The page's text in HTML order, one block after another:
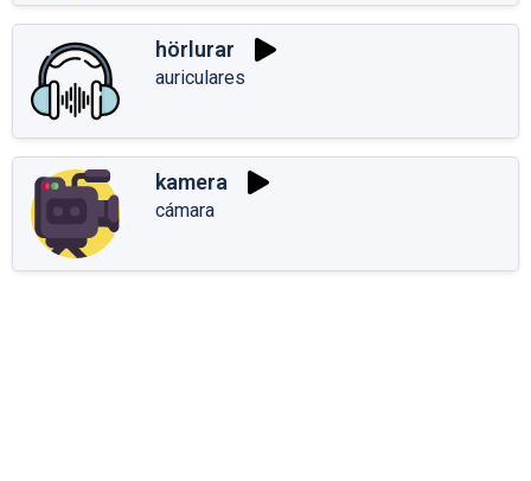
hörlurar
auriculares
kamera
cámara